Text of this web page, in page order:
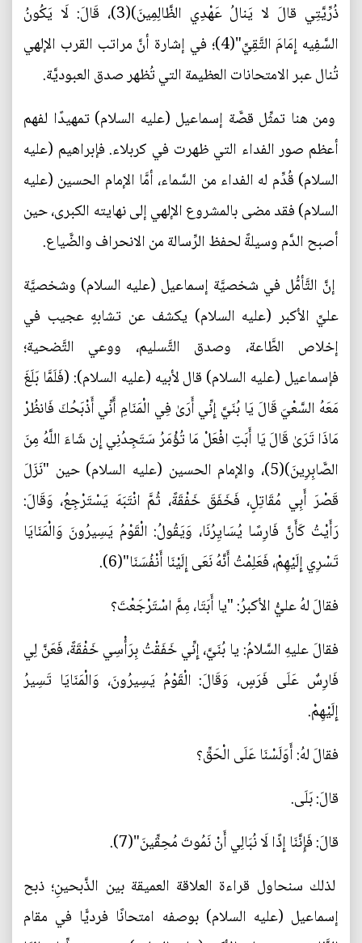
ذُرِّيَّتِي قالَ لا يَنالُ عَهْدِي الظَّالِمِينَ)(3)، قَالَ: لَا يَكُونُ
السَّفِيه إِمَامَ التَّقِيِّ"(4)؛ في إشارة أنَّ مراتب القرب الإلهي
تُنال عبر الامتحانات العظيمة التي تُظهر صدق العبوديَّة.
ومن هنا تمثِّل قصَّة إسماعيل (عليه السلام) تمهيدًا لفهم
أعظم صور الفداء التي ظهرت في كربلاء. فإبراهيم (عليه
السلام) قُدِّم له الفداء من السَّماء، أمَّا الإمام الحسين (عليه
السلام) فقد مضى بالمشروع الإلهي إلى نهايته الكبرى، حين
أصبح الدَّم وسيلةً لحفظ الرِّسالة من الانحراف والضَّياع.
إنَّ التَّأمُّل في شخصيَّة إسماعيل (عليه السلام) وشخصيَّة
عليِّ الأكبر (عليه السلام) يكشف عن تشابهٍ عجيب في
إخلاص الطَّاعة، وصدق التَّسليم، ووعي التَّضحية؛
فإسماعيل (عليه السلام) قال لأبيه (عليه السلام): (فَلَمَّا بَلَغَ
مَعَهُ السَّعْيَ قَالَ يَا بُنَيَّ إِنِّي أَرَىٰ فِي الْمَنَامِ أَنِّي أَذْبَحُكَ فَانظُرْ
مَاذَا تَرَىٰ قَالَ يَا أَبَتِ افْعَلْ مَا تُؤْمَرُ سَتَجِدُنِي إِن شَاءَ اللَّهُ مِنَ
الصَّابِرِينَ)(5)، والإمام الحسين (عليه السلام) حين "نَزَلَ
قَصْرَ أَبِي مُقَاتِلٍ، فَخَفَقَ خَفْقَةً، ثُمَّ انْتَبَهَ يَسْتَرْجِعُ، وَقَالَ:
رَأَيْتُ كَأَنَّ فَارِسًا يُسَايِرُنَا، وَيَقُولُ: الْقَوْمُ يَسِيرُونَ وَالْمَنَايَا
تَسْرِي إِلَيْهِمْ، فَعَلِمْتُ أَنَّهُ نَعَى إِلَيْنَا أَنْفُسَنَا"(6).
فقالَ لهُ عليُّ الأكبرُ: "يا أَبَتَا، مِمَّ اسْتَرْجَعْتَ؟
فقالَ عليهِ السَّلامُ: يا بُنَيَّ، إِنِّي خَفَقْتُ بِرَأْسِي خَفْقَةً، فَعَنَّ لِي
فَارِسٌ عَلَى فَرَسٍ، وَقَالَ: الْقَوْمُ يَسِيرُونَ، وَالْمَنَايَا تَسِيرُ
إِلَيْهِمْ.
فقالَ لهُ: أَوَلَسْنَا عَلَى الْحَقِّ؟
قالَ: بَلَى.
قالَ: فَإِنَّنَا إِذًا لَا نُبَالِي أَنْ نَمُوتَ مُحِقِّينَ"(7).
لذلك سنحاول قراءة العلاقة العميقة بين الذَّبحينِ؛ ذبح
إسماعيل (عليه السلام) بوصفه امتحانًا فرديًّا في مقام